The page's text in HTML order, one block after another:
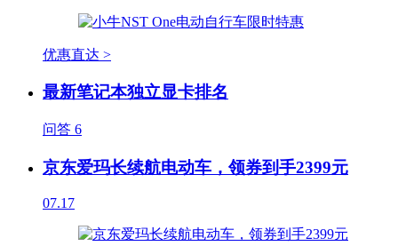
优惠直达 >
最新笔记本独立显卡排名
问答 6
京东爱玛长续航电动车，领券到手2399元
07.17